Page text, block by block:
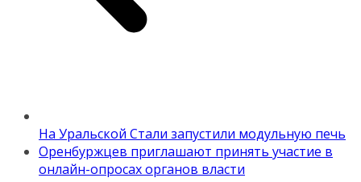
На Уральской Стали запустили модульную печь
Оренбуржцев приглашают принять участие в
онлайн-опросах органов власти